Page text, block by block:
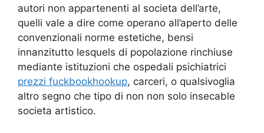
autori non appartenenti al societa dell’arte,
quelli vale a dire come operano all’aperto delle
convenzionali norme estetiche, bensi
innanzitutto lesquels di popolazione rinchiuse
mediante istituzioni che ospedali psichiatrici
prezzi fuckbookhookup, carceri, o qualsivoglia
altro segno che tipo di non non solo insecable
societa artistico.